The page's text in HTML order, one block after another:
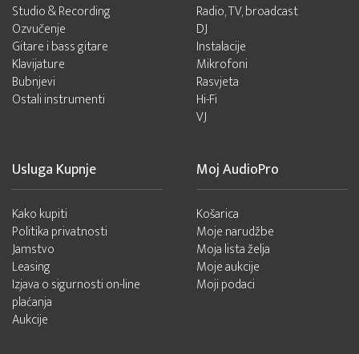
Studio & Recording
Ozvučenje
Gitare i bass gitare
Klavijature
Bubnjevi
Ostali instrumenti
Radio, TV, broadcast
DJ
Instalacije
Mikrofoni
Rasvjeta
Hi-Fi
VJ
Usluga Kupnje
Kako kupiti
Politika privatnosti
Jamstvo
Leasing
Izjava o sigurnosti on-line
plaćanja
Aukcije
Moj AudioPro
Košarica
Moje narudžbe
Moja lista želja
Moje aukcije
Moji podaci